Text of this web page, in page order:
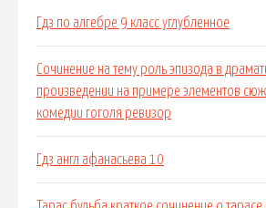
Гдз по алгебре 9 класс углубленное
Сочинение на тему роль эпизода в
произведении на примере элементов
комедии гоголя ревизор
Гдз англ афанасьева 10